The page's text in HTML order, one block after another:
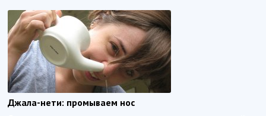
Джала-нети: промываем нос